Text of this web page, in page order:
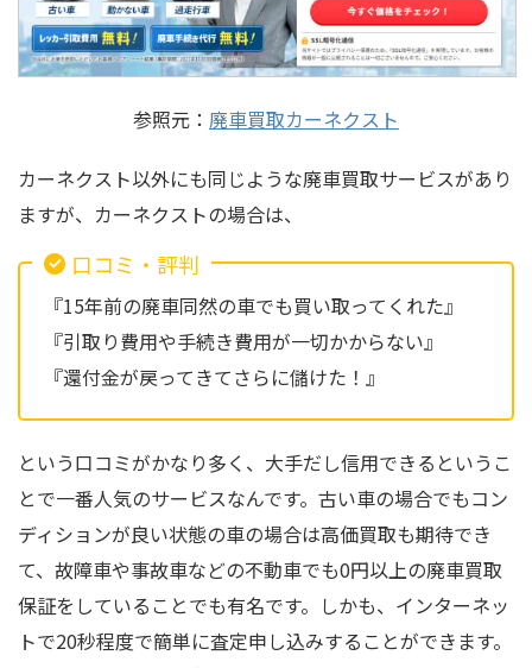
参照元： 廃車買取カーネクスト
カーネクスト以外にも同じような廃車買取サービスがあり
ますが、カーネクストの場合は、
口コミ・評判
『15年前の廃車同然の車でも買い取ってくれた』
『引取り費用や手続き費用が一切かからない』
『還付金が戻ってきてさらに儲けた！』
という口コミがかなり多く、大手だし信用できるというこ
とで一番人気のサービスなんです。古い車の場合でもコン
ディションが良い状態の車の場合は高価買取も期待でき
て、故障車や事故車などの不動車でも0円以上の廃車買取
保証をしていることでも有名です。しかも、インターネッ
トで20秒程度で簡単に査定申し込みすることができます。